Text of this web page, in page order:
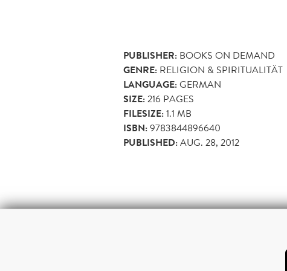
PUBLISHER: BOOKS ON DEMAND
GENRE: RELIGION & SPIRITUALITÄT
LANGUAGE:GERMAN
SIZE:216 PAGES
FILESIZE:1.1 MB
ISBN:9783844896640
PUBLISHED:AUG. 28, 2012